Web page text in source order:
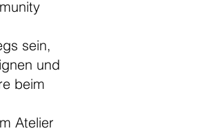
sein,
und
beim
Atelier